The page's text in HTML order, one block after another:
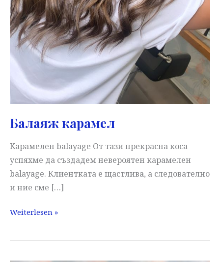
Балаяж карамел
Карамелен balayage От тази прекрасна коса
успяхме да създадем невероятен карамелен
balayage. Клиентката е щастлива, а следователно
и ние сме […]
Балаяж
Weiterlesen »